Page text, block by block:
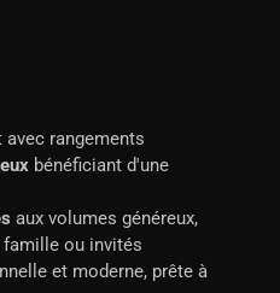
rangements
bénéficiant d'une
aux volumes généreux,
ou invités
et moderne, prête à